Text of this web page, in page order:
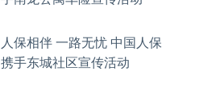
人保相伴 一路无忧 中国人保
携手东城社区宣传活动